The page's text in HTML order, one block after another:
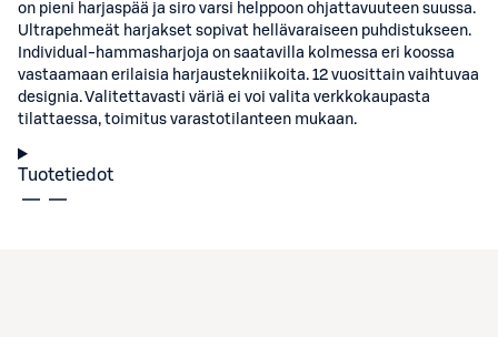
on pieni harjaspää ja siro varsi helppoon ohjattavuuteen suussa.
Ultrapehmeät harjakset sopivat hellävaraiseen puhdistukseen.
Individual-hammasharjoja on saatavilla kolmessa eri koossa
vastaamaan erilaisia harjaustekniikoita. 12 vuosittain vaihtuvaa
designia. Valitettavasti väriä ei voi valita verkkokaupasta
tilattaessa, toimitus varastotilanteen mukaan.
Tuotetiedot